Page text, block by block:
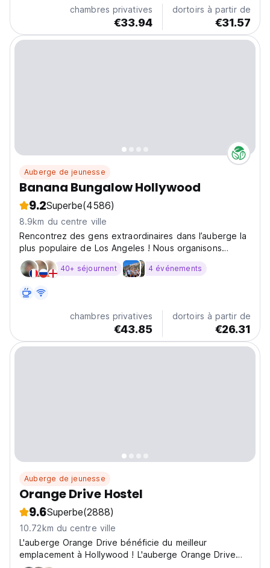
chambres privatives
€33.94
dortoirs à partir de
€31.57
Auberge de jeunesse
Banana Bungalow Hollywood
9.2Superbe(4586)
8.9km du centre ville
Rencontrez des gens extraordinaires dans l’auberge la
plus populaire de Los Angeles ! Nous organisons
TELLEMENT de visites que vous ne manquerez jamais
de choses à faire !
40+ séjournent 4 événements
chambres privatives
€43.85
dortoirs à partir de
€26.31
Auberge de jeunesse
Orange Drive Hostel
9.6Superbe(2888)
10.72km du centre ville
L'auberge Orange Drive bénéficie du meilleur
emplacement à Hollywood ! L'auberge Orange Drive